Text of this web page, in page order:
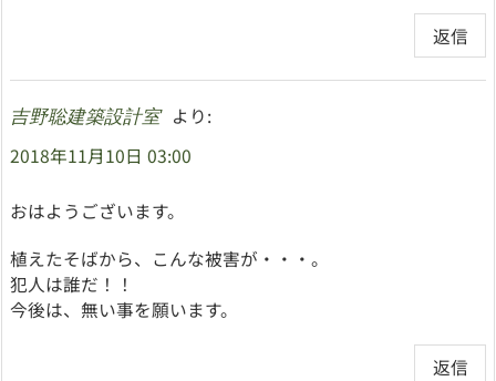
返信
吉野聡建築設計室
より:
2018年11月10日 03:00
おはようございます。
植えたそばから、こんな被害が・・・。
犯人は誰だ！！
今後は、無い事を願います。
返信